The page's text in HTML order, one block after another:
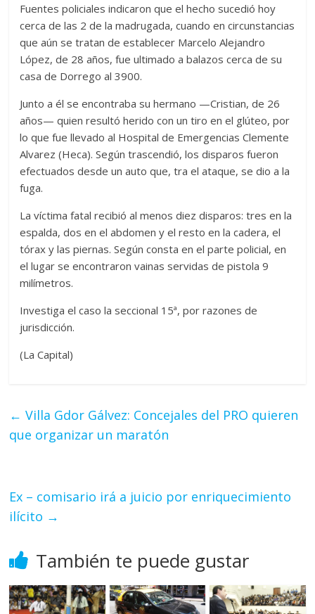
Fuentes policiales indicaron que el hecho sucedió hoy
cerca de las 2 de la madrugada, cuando en circunstancias
que aún se tratan de establecer Marcelo Alejandro
López, de 28 años, fue ultimado a balazos cerca de su
casa de Dorrego al 3900.
Junto a él se encontraba su hermano —Cristian, de 26
años— quien resultó herido con un tiro en el glúteo, por
lo que fue llevado al Hospital de Emergencias Clemente
Alvarez (Heca). Según trascendió, los disparos fueron
efectuados desde un auto que, tra el ataque, se dio a la
fuga.
La víctima fatal recibió al menos diez disparos: tres en la
espalda, dos en el abdomen y el resto en la cadera, el
tórax y las piernas. Según consta en el parte policial, en
el lugar se encontraron vainas servidas de pistola 9
milímetros.
Investiga el caso la seccional 15ª, por razones de
jurisdicción.
(La Capital)
← Villa Gdor Gálvez: Concejales del PRO quieren
que organizar un maratón
Ex – comisario irá a juicio por enriquecimiento
ilícito →
También te puede gustar